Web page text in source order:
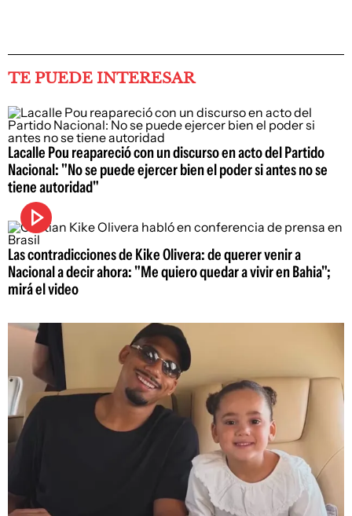
TE PUEDE INTERESAR
Lacalle Pou reapareció con un discurso en acto del Partido
Nacional: "No se puede ejercer bien el poder si antes no se
tiene autoridad"
Las contradicciones de Kike Olivera: de querer venir a
Nacional a decir ahora: "Me quiero quedar a vivir en Bahia";
mirá el video